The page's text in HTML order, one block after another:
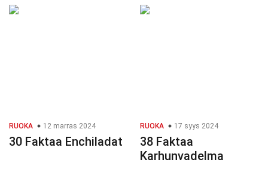
RUOKA 12 marras 2024
30 Faktaa Enchiladat
RUOKA 17 syys 2024
38 Faktaa
Karhunvadelma